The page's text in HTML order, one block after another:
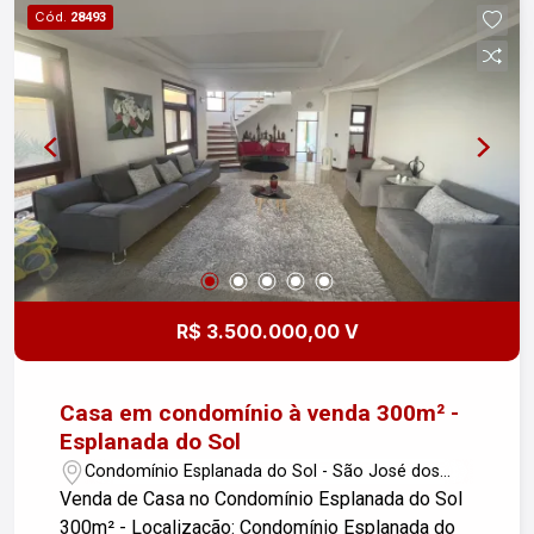
adulto e infantil - Quadras de tênis e
poliesportiva - Academia - Sauna - Salão de
festas - Churrasqueira - Trilhas ecológicas - Ruas
asfaltadas - Iluminação pública - Rede de água -
Galeria pluvial - Condomínio fechado e murado
LOCALIZAÇÃO: - Rodovia dos Tamoios, km 42 -
42 km de São José dos Campos - 42 km de
Caraguatatuba - cerca de 90 minutos de São
Paulo - AGENDE SUA VISITA
Cód. 28493
R$ 3.500.000,00 V
Casa em condomínio à venda 300m² -
Esplanada do Sol
Condomínio Esplanada do Sol - São José dos
Campos/SP
Venda de Casa no Condomínio Esplanada do Sol
300m² - Localização: Condomínio Esplanada do